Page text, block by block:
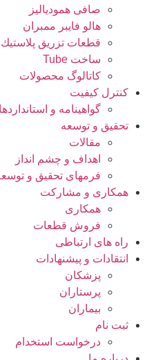
صافی همودیالیز
هالو فایبر ممبران
قطعات تزريق پلاستيك
ساخت Tube
کاتالوگ محصولات
کنترل کیفیت
گواهينامه و استانداردها
تحقيق و توسعه
مقالات
اهداف و چشم انداز
فرمهای تحقیق و توسعه
همکاری و مشارکت
همکاری
فروش قطعات
راه های ارتباطی
انتقادات و پيشنهادات
پزشكان
پرستاران
بيماران
ثبت نام
درخواست استخدام